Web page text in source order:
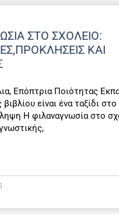
ΣΤΟ ΣΧΟΛΕΙΟ:
ΚΑΙ
Επόπτρια Ποιότητας
είναι ένα ταξίδι
Η φιλαναγνωσία στο